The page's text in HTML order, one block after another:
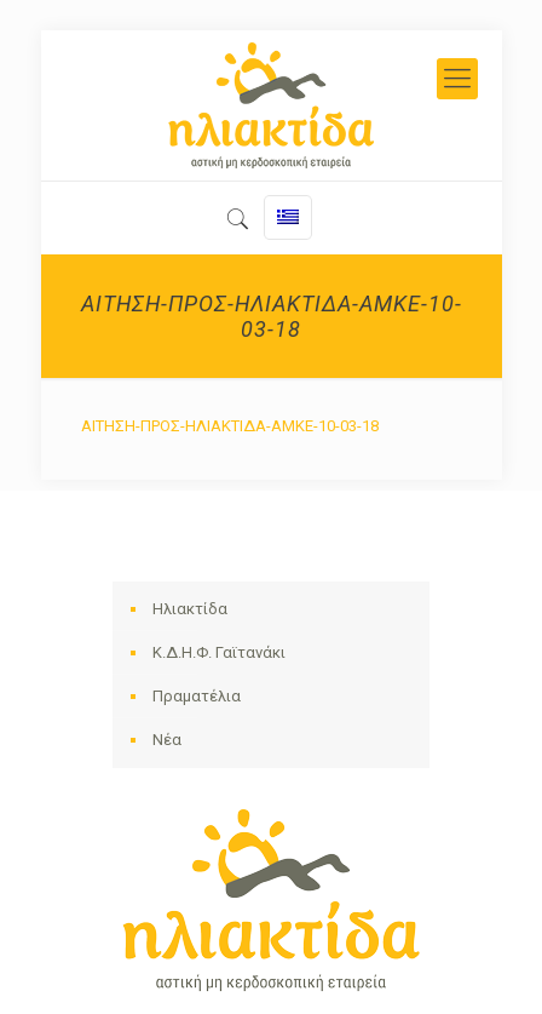
ΑΙΤΗΣΗ-ΠΡΟΣ-ΗΛΙΑΚΤΙΔΑ-ΑΜΚΕ-10-
03-18
ΑΙΤΗΣΗ-ΠΡΟΣ-ΗΛΙΑΚΤΙΔΑ-ΑΜΚΕ-10-03-18
Ηλιακτίδα
Κ.Δ.Η.Φ. Γαϊτανάκι
Πραματέλια
Νέα